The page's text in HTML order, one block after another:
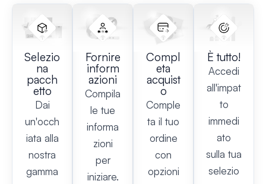
Selezio
na
pacch
etto
Dai
un'occh
iata alla
nostra
gamma
Fornire
inform
azioni
Compila
le tue
informa
zioni
per
iniziare.
Compl
eta
acquist
o
Comple
ta il tuo
ordine
con
opzioni
È tutto!
Accedi
all'impat
to
immedi
ato
sulla tua
selezio